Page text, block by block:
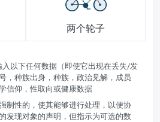
两个轮子
入以下任何数据（即使它出现在丢失/发
，种族出身，种族，政治见解，成员
信仰，性取向或健康数据
制性的，使其能够进行处理，以便协
发现对象的声明，但指示为可选的数